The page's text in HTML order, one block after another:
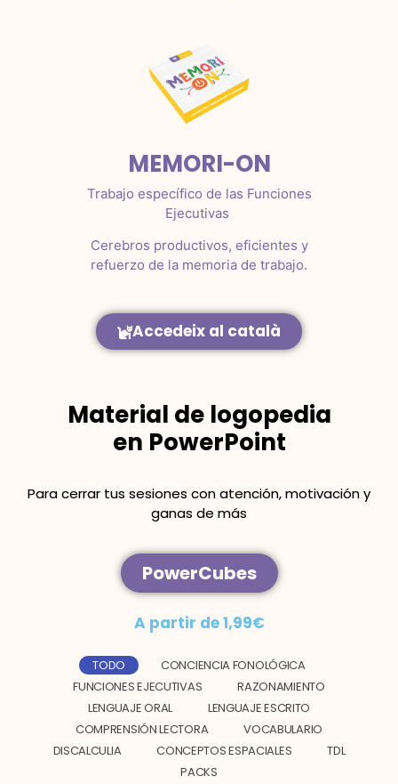
MEMORI-ON
Trabajo específico de las Funciones
Ejecutivas
Cerebros productivos, eficientes y
refuerzo de la memoria de trabajo.
Accedeix al català
Material de logopedia
en PowerPoint
Para cerrar tus sesiones con atención, motivación y
ganas de más
PowerCubes
A partir de 1,99€
TODO
CONCIENCIA FONOLÓGICA
FUNCIONES EJECUTIVAS
RAZONAMIENTO
LENGUAJE ORAL
LENGUAJE ESCRITO
COMPRENSIÓN LECTORA
VOCABULARIO
DISCALCULIA
CONCEPTOS ESPACIALES
TDL
PACKS